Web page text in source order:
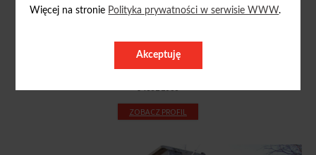
Więcej na stronie Polityka prywatności w serwisie WWW.
Akceptuję
k.klinkosz
@radio.koszalin.pl
94 352 20 33
ZOBACZ PROFIL